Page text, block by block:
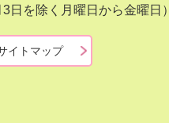
を除く月曜日から金曜日）
イトマップ